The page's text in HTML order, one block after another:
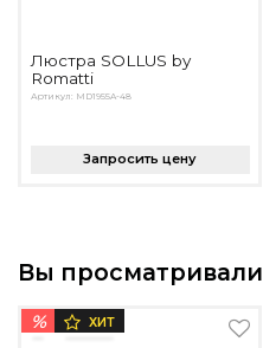
Люстра SOLLUS by
Romatti
Артикул: MD1955A-48
Запросить цену
Вы просматривали
% ХИТ